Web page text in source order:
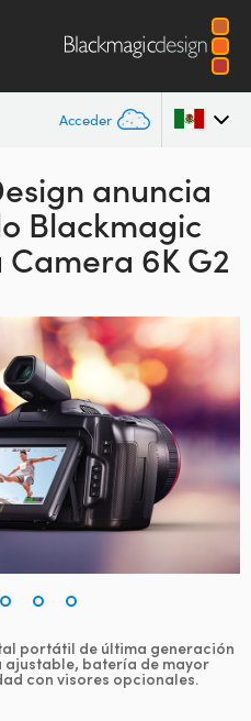
Acceder
anuncia
Blackmagic
6K G2
portátil de última generación
ajustable, batería de mayor
con visores opcionales.